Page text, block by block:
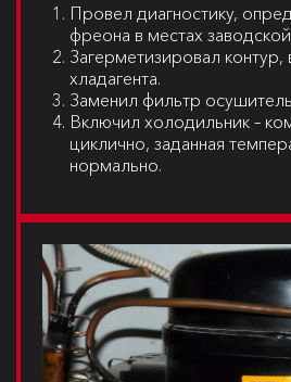
Провел диагностику,
фреона в местах
Загерметизировал контур,
хладагента.
Заменил фильтр
Включил холодильник –
циклично, заданная
нормально.